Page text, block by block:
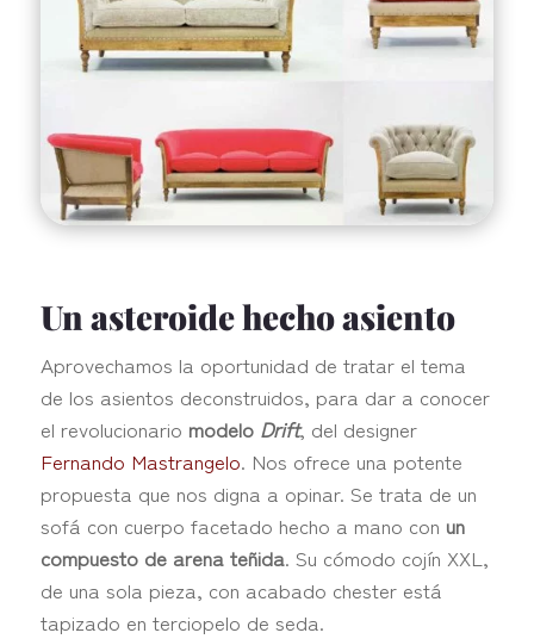
Un asteroide hecho asiento
Aprovechamos la oportunidad de tratar el tema
de los asientos deconstruidos, para dar a conocer
el revolucionario modelo Drift, del designer
Fernando Mastrangelo. Nos ofrece una potente
propuesta que nos digna a opinar. Se trata de un
sofá con cuerpo facetado hecho a mano con un
compuesto de arena teñida. Su cómodo cojín XXL,
de una sola pieza, con acabado chester está
tapizado en terciopelo de seda.